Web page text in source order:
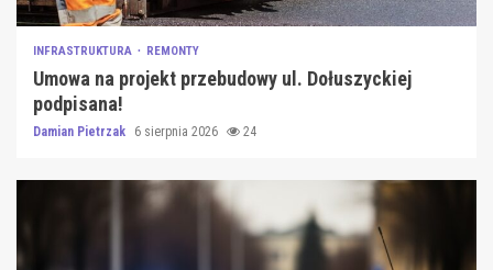
INFRASTRUKTURA REMONTY
Umowa na projekt przebudowy ul. Dołuszyckiej
podpisana!
Damian Pietrzak 6 sierpnia 2026 24